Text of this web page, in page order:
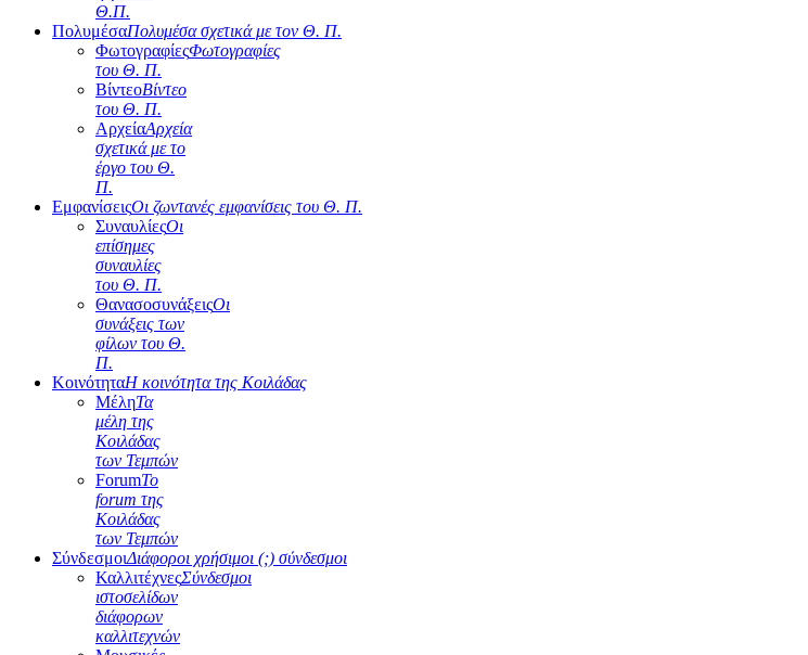
Θ.Π.
ΠολυμέσαΠολυμέσα σχετικά με τον Θ. Π.
ΦωτογραφίεςΦωτογραφίες
του Θ. Π.
ΒίντεοΒίντεο
του Θ. Π.
ΑρχείαΑρχεία
σχετικά με το
έργο του Θ.
Π.
ΕμφανίσειςΟι ζωντανές εμφανίσεις του Θ. Π.
ΣυναυλίεςΟι
επίσημες
συναυλίες
του Θ. Π.
ΘανασοσυνάξειςΟι
συνάξεις των
φίλων του Θ.
Π.
ΚοινότηταΗ κοινότητα της Κοιλάδας
ΜέληΤα
μέλη της
Κοιλάδας
των Τεμπών
ForumΤο
forum της
Κοιλάδας
των Τεμπών
ΣύνδεσμοιΔιάφοροι χρήσιμοι (;) σύνδεσμοι
ΚαλλιτέχνεςΣύνδεσμοι
ιστοσελίδων
διάφορων
καλλιτεχνών